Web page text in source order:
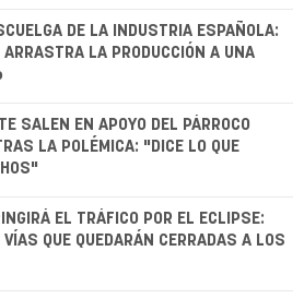
DE LA INDUSTRIA ESPAÑOLA:
ARRASTRA LA PRODUCCIÓN A UNA
SALEN EN APOYO DEL PÁRROCO
LA POLÉMICA: "DICE LO QUE
EL TRÁFICO POR EL ECLIPSE:
QUE QUEDARÁN CERRADAS A LOS